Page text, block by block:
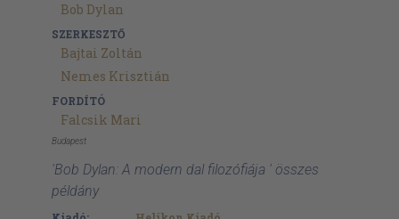
Bob Dylan
SZERKESZTŐ
Bajtai Zoltán
Nemes Krisztián
FORDÍTÓ
Falcsik Mari
Budapest
'Bob Dylan: A modern dal filozófiája ' összes
példány